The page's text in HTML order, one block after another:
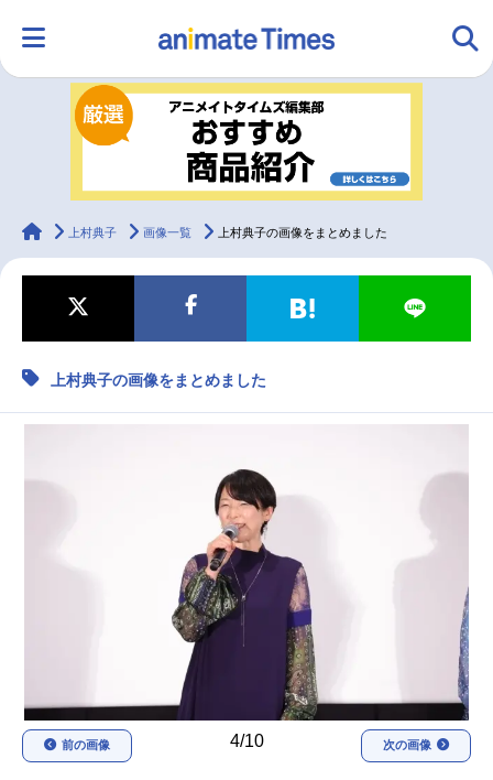
ランキング アニメ
ラジオ みんなの声
マンガ・ラノベ ゲーム・アプリ 音楽 コスプレ
2.5次元 配信・Vtuber
アニメ記事一覧
夏アニメ
冬アニメ
男性声優/女性声優一覧
animateTimes
上村典子 画像一覧 上村典子の画像をまとめました
上村典子の画像をまとめました
4/10
前の画像 次の画像